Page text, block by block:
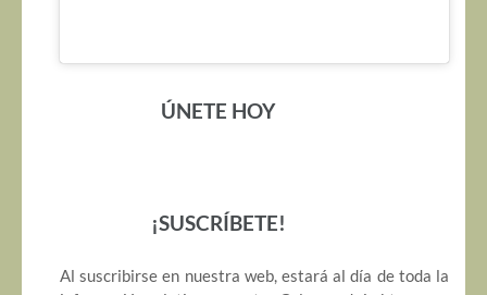
ÚNETE HOY
¡SUSCRÍBETE!
Al suscribirse en nuestra web, estará al día de toda la